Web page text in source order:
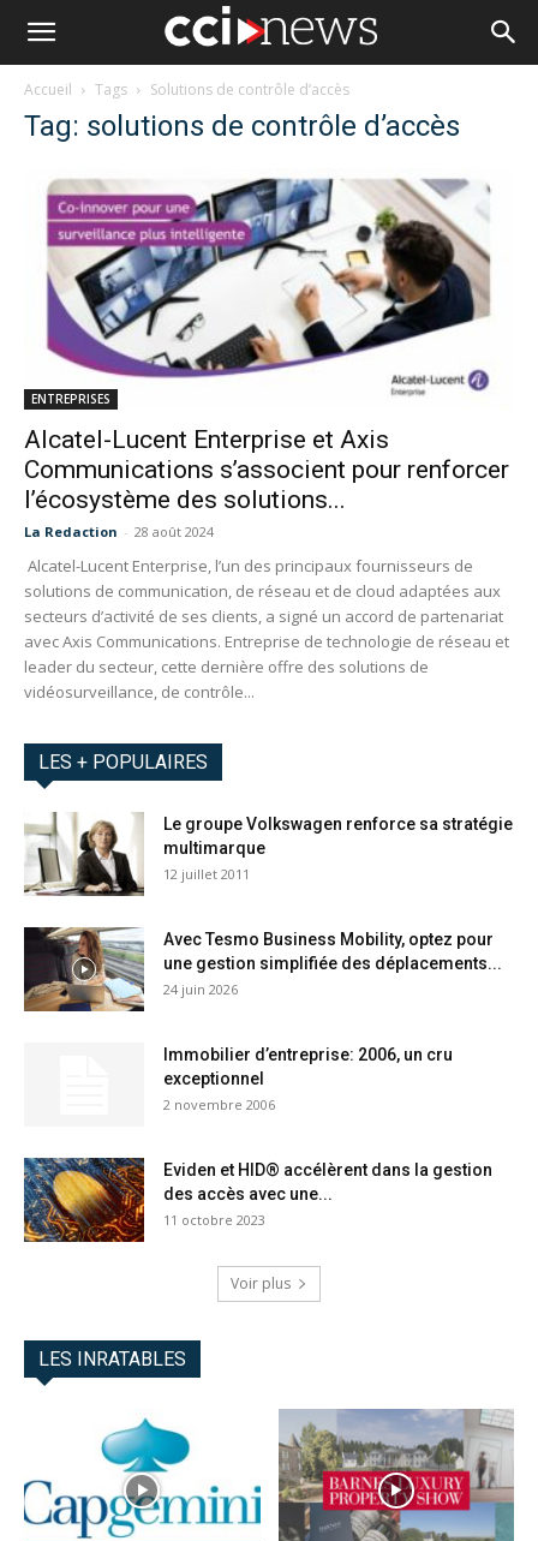
Accueil Tags Solutions de contrôle d’accès
Tag: solutions de contrôle d’accès
ENTREPRISES
Alcatel-Lucent Enterprise et Axis
Communications s’associent pour renforcer
l’écosystème des solutions...
La Redaction - 28 août 2024
Alcatel-Lucent Enterprise, l’un des principaux fournisseurs de
solutions de communication, de réseau et de cloud adaptées aux
secteurs d’activité de ses clients, a signé un accord de partenariat
avec Axis Communications. Entreprise de technologie de réseau et
leader du secteur, cette dernière offre des solutions de
vidéosurveillance, de contrôle...
LES + POPULAIRES
Le groupe Volkswagen renforce sa stratégie
multimarque
12 juillet 2011
Avec Tesmo Business Mobility, optez pour
une gestion simplifiée des déplacements...
24 juin 2026
Immobilier d’entreprise: 2006, un cru
exceptionnel
2 novembre 2006
Eviden et HID® accélèrent dans la gestion
des accès avec une...
11 octobre 2023
Voir plus
LES INRATABLES